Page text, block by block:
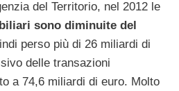
del Territorio, nel 2012 le
sono diminuite del
perso più di 26 miliardi di
delle transazioni
a 74,6 miliardi di euro. Molto